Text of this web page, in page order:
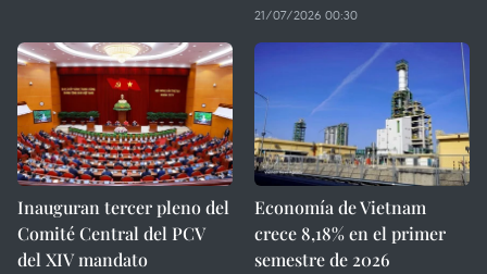
21/07/2026 00:30
Inauguran tercer pleno del
Comité Central del PCV
del XIV mandato
Economía de Vietnam
crece 8,18% en el primer
semestre de 2026